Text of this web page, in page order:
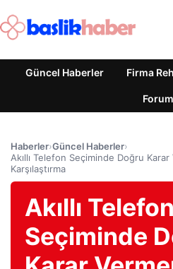
Güncel Haberler Firma
Forum
Haberler›Güncel Haberler›
Akıllı Telefon Seçiminde Doğru
Karşılaştırma
Akıllı Telefon
Seçiminde